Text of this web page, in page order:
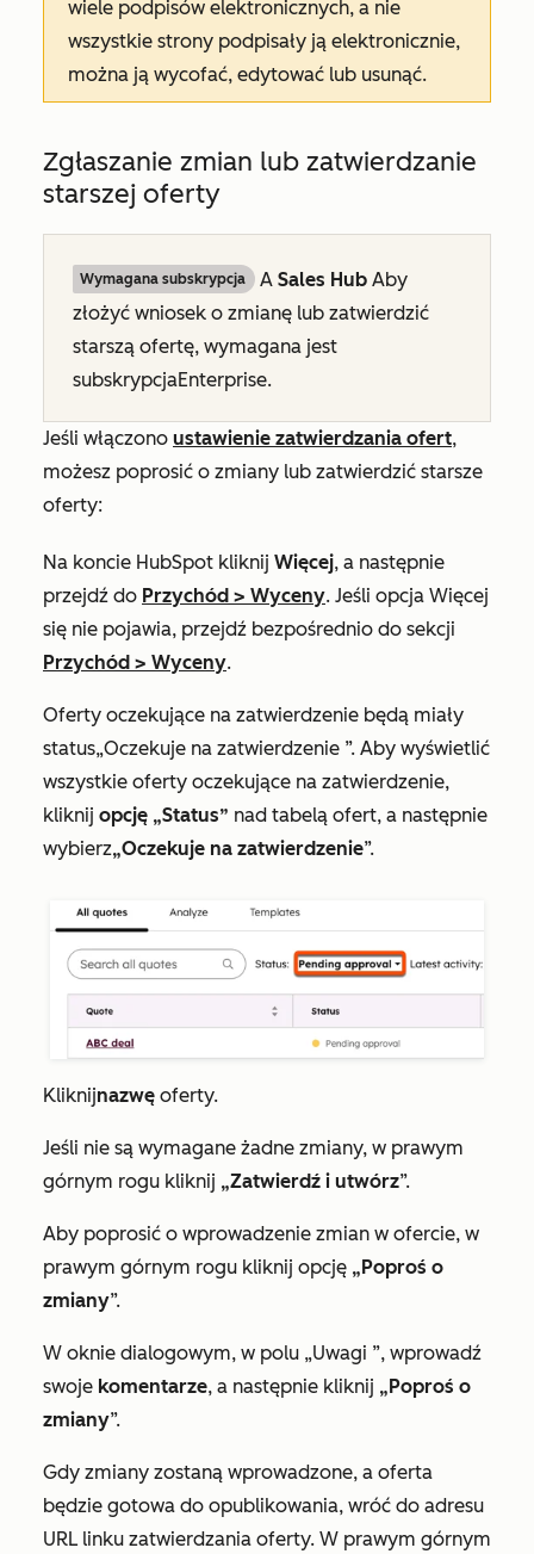
wiele podpisów elektronicznych, a nie
wszystkie strony podpisały ją elektronicznie,
można ją wycofać, edytować lub usunąć.
Zgłaszanie zmian lub zatwierdzanie
starszej oferty
Wymagana subskrypcja A Sales Hub Aby
złożyć wniosek o zmianę lub zatwierdzić
starszą ofertę, wymagana jest
subskrypcjaEnterprise.
Jeśli włączono ustawienie zatwierdzania ofert,
możesz poprosić o zmiany lub zatwierdzić starsze
oferty:
Na koncie HubSpot kliknij Więcej, a następnie
przejdź do Przychód > Wyceny. Jeśli opcja Więcej
się nie pojawia, przejdź bezpośrednio do sekcji
Przychód > Wyceny.
Oferty oczekujące na zatwierdzenie będą miały
status„Oczekuje na zatwierdzenie ”. Aby wyświetlić
wszystkie oferty oczekujące na zatwierdzenie,
kliknij opcję „Status” nad tabelą ofert, a następnie
wybierz„Oczekuje na zatwierdzenie”.
Kliknijnazwę oferty.
Jeśli nie są wymagane żadne zmiany, w prawym
górnym rogu kliknij „Zatwierdź i utwórz”.
Aby poprosić o wprowadzenie zmian w ofercie, w
prawym górnym rogu kliknij opcję „Poproś o
zmiany”.
W oknie dialogowym, w polu „Uwagi ”, wprowadź
swoje komentarze, a następnie kliknij „Poproś o
zmiany”.
Gdy zmiany zostaną wprowadzone, a oferta
będzie gotowa do opublikowania, wróć do adresu
URL linku zatwierdzania oferty. W prawym górnym